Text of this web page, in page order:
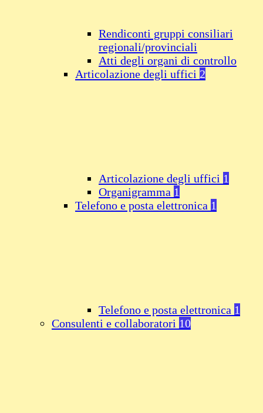
Rendiconti gruppi consiliari
regionali/provinciali
Atti degli organi di controllo
Articolazione degli uffici 2
Articolazione degli uffici 1
Organigramma 1
Telefono e posta elettronica 1
Telefono e posta elettronica 1
Consulenti e collaboratori 10